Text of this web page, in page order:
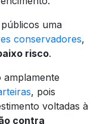
uma
conservadores,
risco.
, pois
voltadas à
contra